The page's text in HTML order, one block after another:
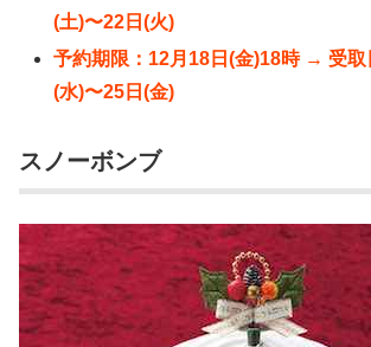
(土)〜22日(火)
予約期限：12月18日(金)18時 → 受取
(水)〜25日(金)
スノーボンブ